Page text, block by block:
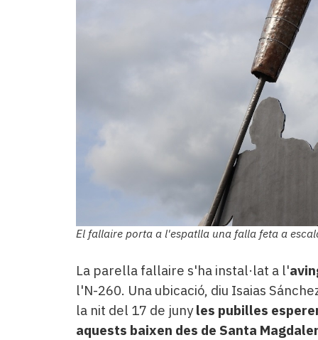
El fallaire porta a l'espatlla una falla feta a
La parella fallaire s'ha instal·lat a l'
l'N-260. Una ubicació, diu Isaias
la nit del 17 de junyles pubilles
aquests baixen des de Santa